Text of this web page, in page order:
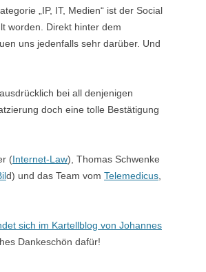
„IP, IT, Medien“ ist der Social
worden. Direkt hinter dem
uns jedenfalls sehr darüber. Und
bei all denjenigen
doch eine tolle Bestätigung
(Internet-Law), Thomas Schwenke
d) und das Team vom Telemedicus
sich im Kartellblog von Johannes
Dankeschön dafür!